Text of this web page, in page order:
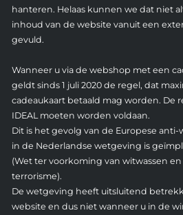
hanteren. Helaas kunnen we dat niet
inhoud van de website vanuit een
gevuld.
Wanneer u via de webshop met een
geldt sinds 1 juli 2020 de regel, dat
cadeaukaart betaald mag worden. De
IDEAL moeten worden voldaan.
Dit is het gevolg van de Europese anti-
in de Nederlandse wetgeving is
(Wet ter voorkoming van witwassen
terrorisme).
De wetgeving heeft uitsluitend
website en dus niet wanneer u in de